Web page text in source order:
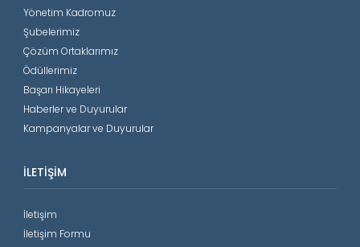
Yönetim Kadromuz
Şubelerimiz
Çözüm Ortaklarımız
Ödüllerimiz
Başarı Hikayeleri
Haberler ve Duyurular
Kampanyalar ve Duyurular
İLETIŞIM
İletişim
İletişim Formu